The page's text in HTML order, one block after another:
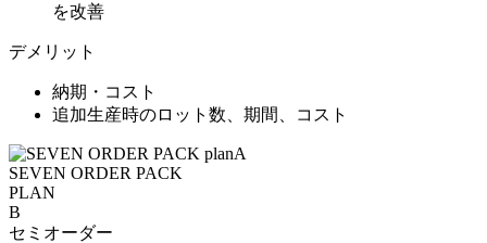
を改善
デメリット
納期・コスト
追加生産時のロット数、期間、コスト
SEVEN ORDER PACK
PLAN
B
セミオーダー